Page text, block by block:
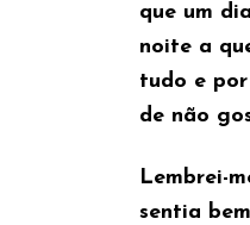
que um
noite a
tudo e
de não
Lembrei-
sentia